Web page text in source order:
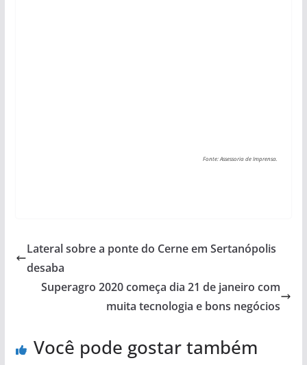
Fonte: Assessoria de Imprensa.
Lateral sobre a ponte do Cerne em Sertanópolis
desaba
Superagro 2020 começa dia 21 de janeiro com
muita tecnologia e bons negócios
Você pode gostar também